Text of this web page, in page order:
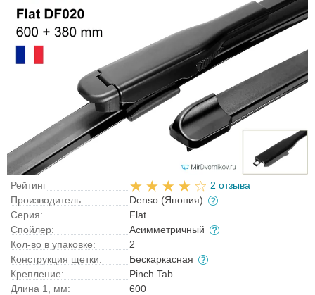
Рейтинг
2 отзыва
Производитель:
Denso (Япония)
Серия:
Flat
Спойлер:
Асимметричный
Кол-во в упаковке:
2
Конструкция щетки:
Бескаркасная
Крепление:
Pinch Tab
Длина 1, мм:
600